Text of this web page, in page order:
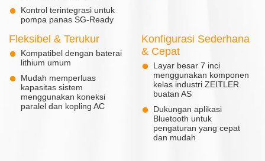
Kontrol terintegrasi untuk
pompa panas SG-Ready
Fleksibel & Terukur
Kompatibel dengan baterai
lithium umum
Mudah memperluas
kapasitas sistem
menggunakan koneksi
paralel dan kopling AC
Konfigurasi Sederhana
& Cepat
Layar besar 7 inci
menggunakan komponen
kelas industri ZEITLER
buatan AS
Dukungan aplikasi
Bluetooth untuk
pengaturan yang cepat
dan mudah